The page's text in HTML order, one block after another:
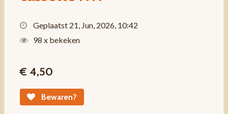
Geplaatst 21, Jun, 2026, 10:42
98 x bekeken
€ 4,50
Bewaren?